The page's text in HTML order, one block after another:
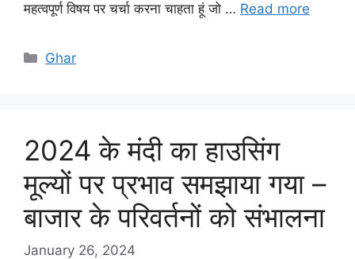
महत्वपूर्ण विषय पर चर्चा करना चाहता हूं जो … Read more
Categories
Ghar
2024 के मंदी का हाउसिंग
मूल्यों पर प्रभाव समझाया गया –
बाजार के परिवर्तनों को संभालना
January 26, 2024